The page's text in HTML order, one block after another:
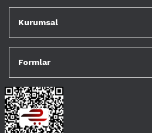
Kurumsal
Formlar